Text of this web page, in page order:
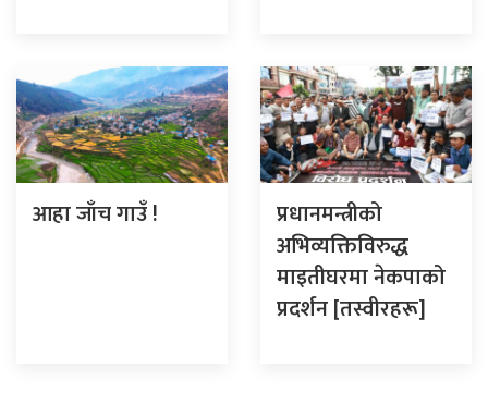
आहा जाँच गाउँ !
प्रधानमन्त्रीको
अभिव्यक्तिविरुद्ध
माइतीघरमा नेकपाको
प्रदर्शन [तस्वीरहरू]